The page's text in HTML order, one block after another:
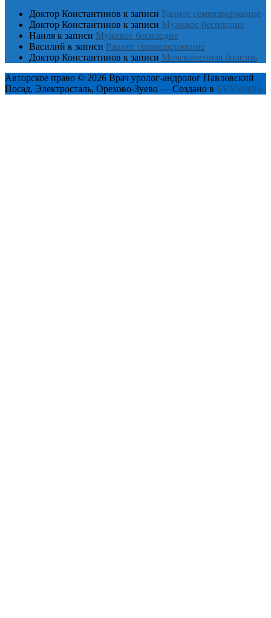
Доктор Константинов к записи Раннее семяизвержение
Доктор Константинов к записи Мужское бесплодие
Наиля к записи Мужское бесплодие
Василий к записи Раннее семяизвержение
Доктор Константинов к записи Мочекаменная болезнь
Авторское право © 2026 Врач уролог-андролог Павловский
Посад, Электросталь, Орехово-Зуево — Создано в FVVStudio